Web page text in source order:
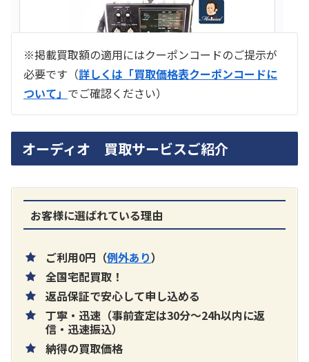
買取価格：お問合せください
SONY
片耳巻き取りイヤホン内蔵ラジオ SRF-
※掲載買取額の適用にはクーポンコードのご提示が
必要です（詳しくは「買取価格表クーポンコードに
ついて」 でご確認ください）
オーディオ 買取サービスご紹介
お客様に選ばれている理由
ご利用0円（例外あり）
全国宅配買取！
返品保証で安心して申し込める
丁寧・迅速（事前査定は30分～24h以内に返
信・迅速振込）
納得の買取価格